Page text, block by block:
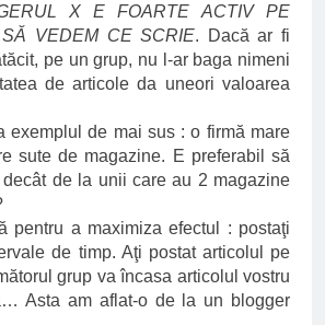
X E FOARTE ACTIV PE
VEDEM CE SCRIE. Dacă ar fi
pe un grup, nu l-ar baga nimeni
de articole da uneori valoarea
exemplul de mai sus : o firmă mare
sute de magazine. E preferabil să
de la unii care au 2 magazine
pentru a maximiza efectul : postaţi
de timp. Aţi postat articolul pe
grup va încasa articolul vostru
Asta am aflat-o de la un blogger